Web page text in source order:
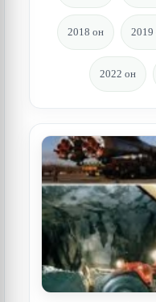
2018 он 2019
2022 он